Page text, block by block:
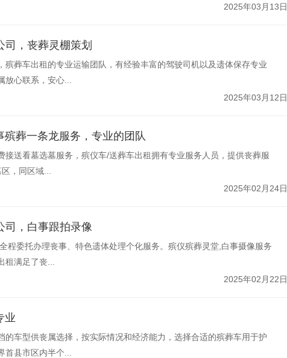
2025年03月13日
，丧葬灵棚策划
葬车出租的专业运输团队，有经验丰富的驾驶司机以及遗体保存专业
心联系，安心...
2025年03月12日
葬一条龙服务，专业的团队
送看墓选墓服务，殡仪车/送葬车出租拥有专业服务人员，提供丧葬服
，同区域...
2025年02月24日
司，白事跟拍录像
程委托办理丧事、特色遗体处理个化服务。殡仪殡葬灵堂,白事摄像服务
满足了丧...
2025年02月22日
业
车型供丧属选择，按实际情况和经济能力，选择合适的殡葬车用于护
县市区内半个...